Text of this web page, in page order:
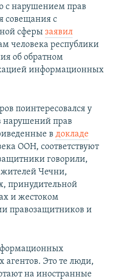
с нарушением прав
совещания с
сферы заявил
человека республики
об обратном
информационных
поинтересовался у
нарушений прав
в докладе
ООН, соответствуют
говорили,
Чечни,
принудительной
и жестоком
правозащитников и
агентов. Это те люди,
на иностранные